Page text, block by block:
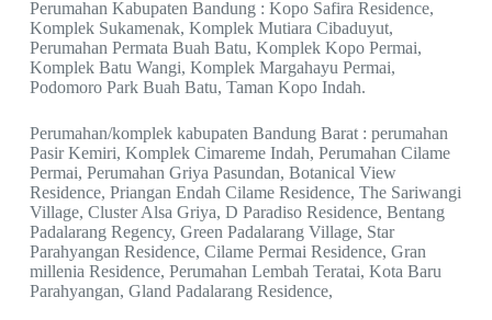
Perumahan Kabupaten Bandung : Kopo Safira Residence,
Komplek Sukamenak, Komplek Mutiara Cibaduyut,
Perumahan Permata Buah Batu, Komplek Kopo Permai,
Komplek Batu Wangi, Komplek Margahayu Permai,
Podomoro Park Buah Batu, Taman Kopo Indah.
Perumahan/komplek kabupaten Bandung Barat : perumahan
Pasir Kemiri, Komplek Cimareme Indah, Perumahan Cilame
Permai, Perumahan Griya Pasundan, Botanical View
Residence, Priangan Endah Cilame Residence, The Sariwangi
Village, Cluster Alsa Griya, D Paradiso Residence, Bentang
Padalarang Regency, Green Padalarang Village, Star
Parahyangan Residence, Cilame Permai Residence, Gran
millenia Residence, Perumahan Lembah Teratai, Kota Baru
Parahyangan, Gland Padalarang Residence,